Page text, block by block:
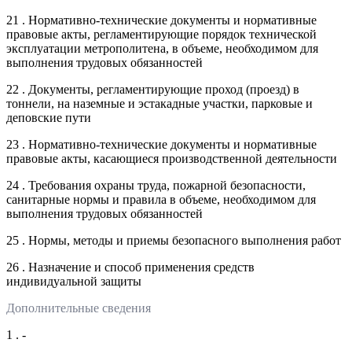
21 . Нормативно-технические документы и нормативные
правовые акты, регламентирующие порядок технической
эксплуатации метрополитена, в объеме, необходимом для
выполнения трудовых обязанностей
22 . Документы, регламентирующие проход (проезд) в
тоннели, на наземные и эстакадные участки, парковые и
деповские пути
23 . Нормативно-технические документы и нормативные
правовые акты, касающиеся производственной деятельности
24 . Требования охраны труда, пожарной безопасности,
санитарные нормы и правила в объеме, необходимом для
выполнения трудовых обязанностей
25 . Нормы, методы и приемы безопасного выполнения работ
26 . Назначение и способ применения средств
индивидуальной защиты
Дополнительные сведения
1 . -